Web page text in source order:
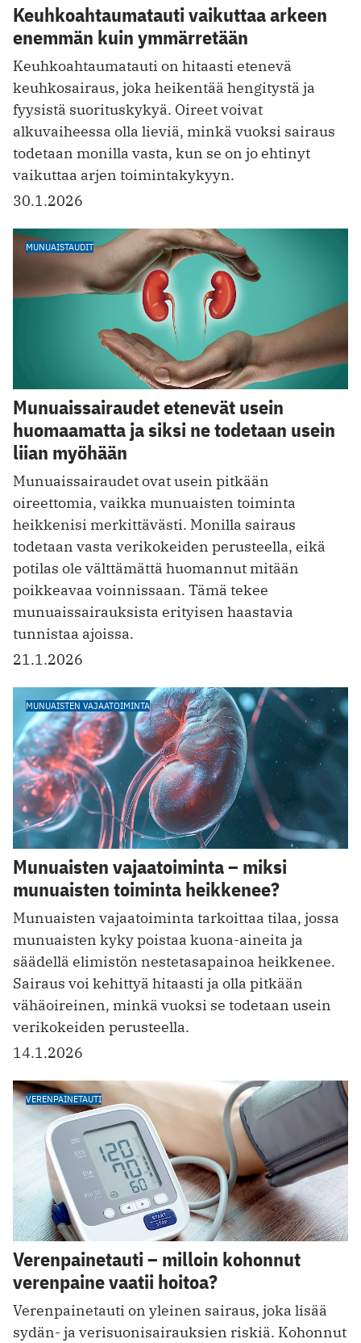
Keuhkoahtaumatauti vaikuttaa arkeen
enemmän kuin ymmärretään
Keuhkoahtaumatauti on hitaasti etenevä
keuhkosairaus, joka heikentää hengitystä ja
fyysistä suorituskykyä. Oireet voivat
alkuvaiheessa olla lieviä, minkä vuoksi sairaus
todetaan monilla vasta, kun se on jo ehtinyt
vaikuttaa arjen toimintakykyyn.
30.1.2026
MUNUAISTAUDIT
Munuaissairaudet etenevät usein
huomaamatta ja siksi ne todetaan usein
liian myöhään
Munuaissairaudet ovat usein pitkään
oireettomia, vaikka munuaisten toiminta
heikkenisi merkittävästi. Monilla sairaus
todetaan vasta verikokeiden perusteella, eikä
potilas ole välttämättä huomannut mitään
poikkeavaa voinnissaan. Tämä tekee
munuaissairauksista erityisen haastavia
tunnistaa ajoissa.
21.1.2026
MUNUAISTEN VAJAATOIMINTA
Munuaisten vajaatoiminta – miksi
munuaisten toiminta heikkenee?
Munuaisten vajaatoiminta tarkoittaa tilaa, jossa
munuaisten kyky poistaa kuona-aineita ja
säädellä elimistön nestetasapainoa heikkenee.
Sairaus voi kehittyä hitaasti ja olla pitkään
vähäoireinen, minkä vuoksi se todetaan usein
verikokeiden perusteella.
14.1.2026
VERENPAINETAUTI
Verenpainetauti – milloin kohonnut
verenpaine vaatii hoitoa?
Verenpainetauti on yleinen sairaus, joka lisää
sydän- ja verisuonisairauksien riskiä. Kohonnut